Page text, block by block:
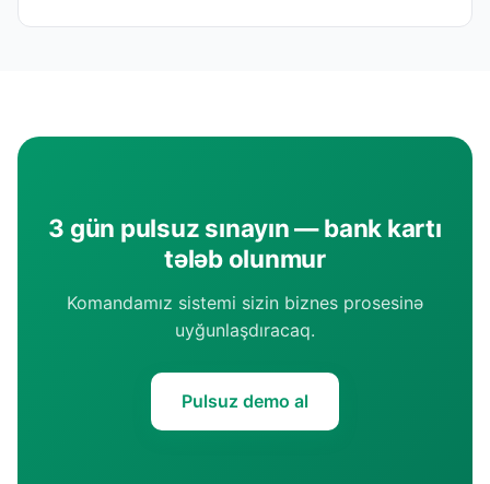
3 gün pulsuz sınayın — bank kartı
tələb olunmur
Komandamız sistemi sizin biznes prosesinə
uyğunlaşdıracaq.
Pulsuz demo al